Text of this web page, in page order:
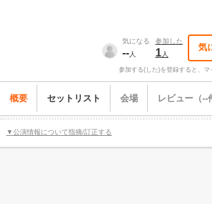
気になる
--人
参加した
1人
気
参加する(した)を登録すると、
概要 セットリスト 会場 レビュー（--
▼公演情報について指摘/訂正する